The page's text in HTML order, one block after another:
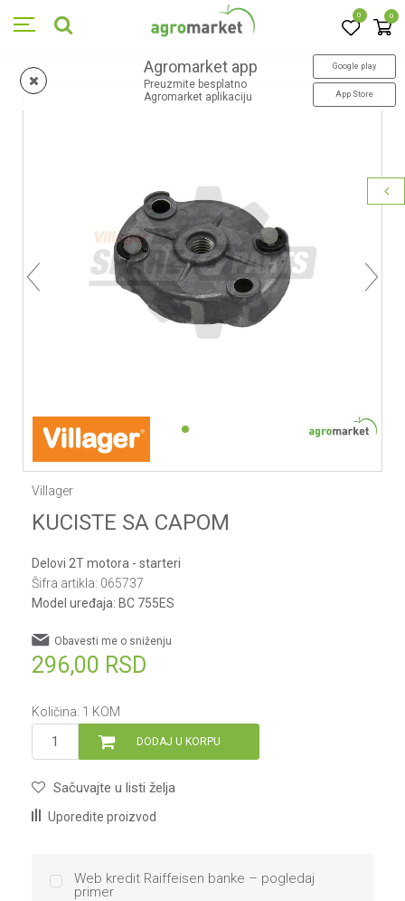
0 0
Agromarket app
Preuzmite besplatno
Agromarket aplikaciju
Google play
App Store
1
Villager
KUCISTE SA CAPOM
Delovi 2T motora - starteri
Šifra artikla: 065737
Model uređaja: BC 755ES
296,00 RSD
Obavesti me o sniženju
Količina: 1 KOM
DODAJ U KORPU
Sačuvajte u listi želja
Uporedite proizvod
Web kredit Raiffeisen banke – pogledaj
primer